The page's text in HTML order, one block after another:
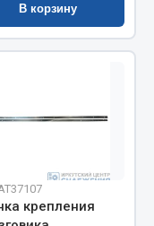
В корзину
крепления